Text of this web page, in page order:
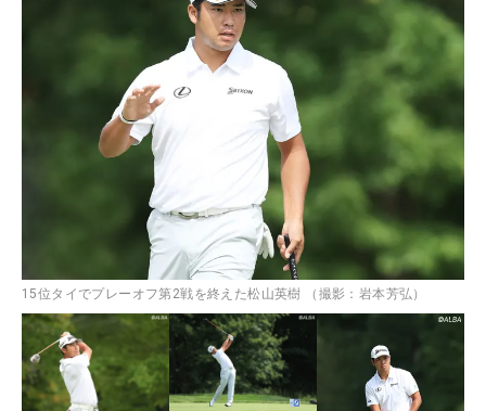
15位タイでプレーオフ第2戦を終えた松山英樹 （撮影：岩本芳弘）